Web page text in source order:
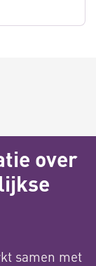
over
samen met